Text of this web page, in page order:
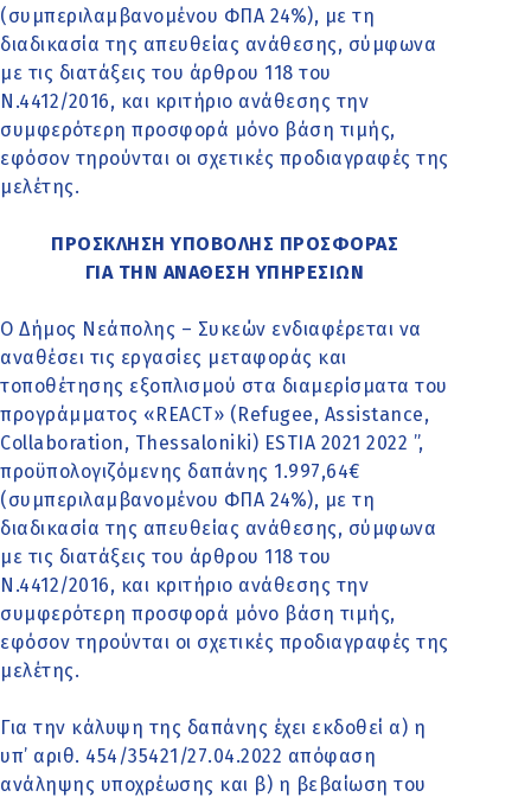
(συμπεριλαμβανομένου ΦΠΑ 24%), με τη
διαδικασία της απευθείας ανάθεσης, σύμφωνα
με τις διατάξεις του άρθρου 118 του
Ν.4412/2016, και κριτήριο ανάθεσης την
συμφερότερη προσφορά μόνο βάση τιμής,
εφόσον τηρούνται οι σχετικές προδιαγραφές της
μελέτης.
ΠΡΟΣΚΛΗΣΗ ΥΠΟΒΟΛΗΣ ΠΡΟΣΦΟΡΑΣ
ΓΙΑ ΤΗΝ ΑΝΑΘΕΣΗ ΥΠΗΡΕΣΙΩΝ
Ο Δήμος Νεάπολης – Συκεών ενδιαφέρεται να
αναθέσει τις εργασίες μεταφοράς και
τοποθέτησης εξοπλισμού στα διαμερίσματα του
προγράμματος «REACT» (Refugee, Assistance,
Collaboration, Thessaloniki) ESTIA 2021 2022 ”,
προϋπολογιζόμενης δαπάνης 1.997,64€
(συμπεριλαμβανομένου ΦΠΑ 24%), με τη
διαδικασία της απευθείας ανάθεσης, σύμφωνα
με τις διατάξεις του άρθρου 118 του
Ν.4412/2016, και κριτήριο ανάθεσης την
συμφερότερη προσφορά μόνο βάση τιμής,
εφόσον τηρούνται οι σχετικές προδιαγραφές της
μελέτης.
Για την κάλυψη της δαπάνης έχει εκδοθεί α) η
υπ’ αριθ. 454/35421/27.04.2022 απόφαση
ανάληψης υποχρέωσης και β) η βεβαίωση του